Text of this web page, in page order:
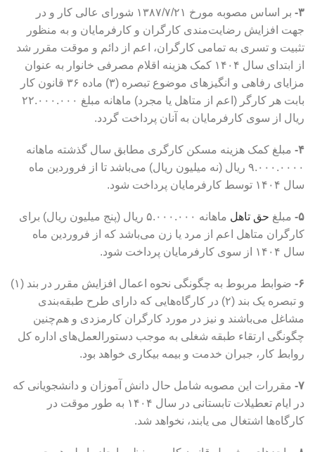
۳-
بر اساس مصوبه مورخ ۱۳۸۷/۷/۲۱ شورای عالی کار و در
جهت افزایش رضایت‌مندی کارگران و کارفرمایان و به منظور
تثبیت و تسری به تمامی کارگران، اعم از دائم و موقت مقرر شد
از ابتدای سال ۱۴۰۴ کمک هزینه اقلام مصرفی خانوار به عنوان
مزایای رفاهی و انگیزهای موضوع تبصره (۳) ماده ۳۶ قانون کار
بابت هر کارگر (اعم از متاهل یا مجرد) ماهانه مبلغ ۲۲.۰۰۰.۰۰۰
ریال از سوی کارفرمایان به آنان پرداخت گردد.
۴- مبلغ کمک هزینه مسکن کارگری مطابق سال گذشته ماهانه
۹.۰۰۰.۰۰۰۰ ریال (نه میلیون ریال) می‌باشد تا از فروردین ماه
سال ۱۴۰۴ توسط کارفرمایان پرداخت شود.
۵- مبلغ حق تاهل
ماهانه ۵.۰۰۰.۰۰۰ ریال (پنج میلیون ریال) برای
کارگران متاهل اعم از مرد یا زن می‌باشد که از فروردین ماه
سال ۱۴۰۴ از سوی کارفرمایان پرداخت شود.
۶-
ضوابط مربوط به چگونگی نحوه اعمال افزایش مقرر در بند (۱)
و تبصره یک بند (۲) در کارگاه‌هایی که دارای طرح طبقه‌بندی
مشاغل می‌باشند و نیز در مورد کارگران کارمزدی و هم‌چنین
چگونگی ارتقاء طبقه شغلی به موجب دستورالعمل‌های اداره کل
روابط کار، جبران خدمت و بیمه بیکاری خواهد بود.
۷- مقررات این مصوبه شامل حال دانش آموزان و دانشجویانی که
در ایام تعطیلات تابستانی در سال ۱۴۰۴ به طور موقت در
کارگاه‌ها اشتغال می یابند، نخواهد شد.